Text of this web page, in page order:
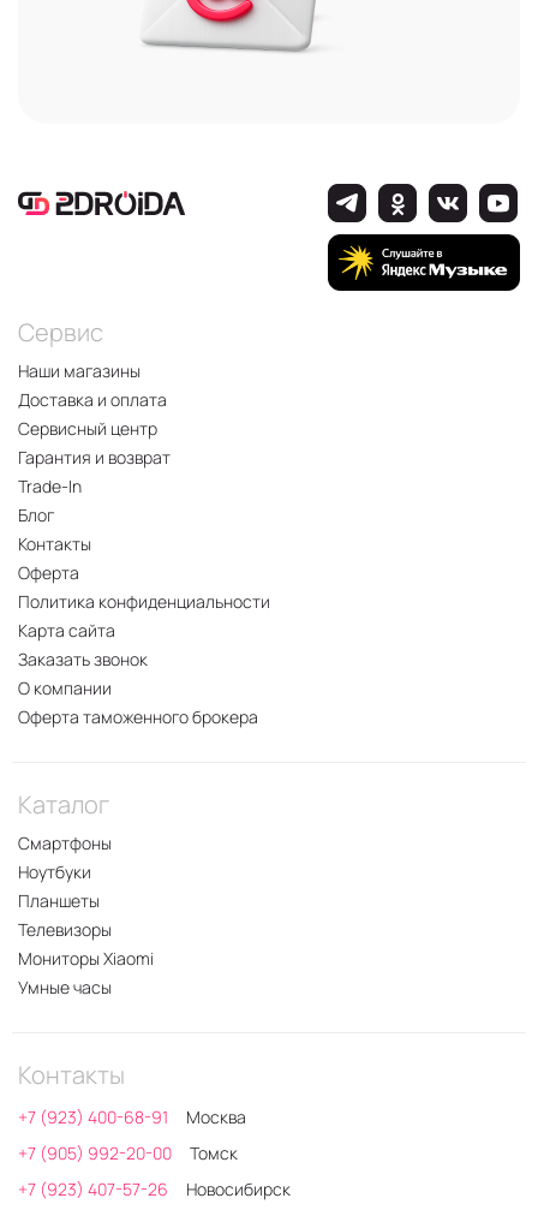
Сервис
Наши магазины
Доставка и оплата
Сервисный центр
Гарантия и возврат
Trade-In
Блог
Контакты
Оферта
Политика конфиденциальности
Карта сайта
Заказать звонок
О компании
Оферта таможенного брокера
Каталог
Смартфоны
Ноутбуки
Планшеты
Телевизоры
Мониторы Xiaomi
Умные часы
Контакты
+7 (923) 400-68-91
Москва
+7 (905) 992-20-00
Томск
+7 (923) 407-57-26
Новосибирск